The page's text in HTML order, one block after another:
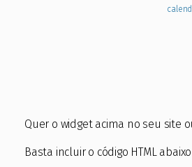
Quer o widget acima no seu site
Basta incluir o código HTML